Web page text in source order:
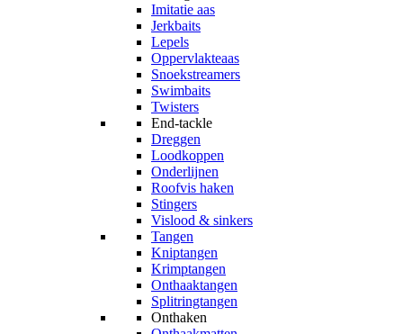
Imitatie aas
Jerkbaits
Lepels
Oppervlakteaas
Snoekstreamers
Swimbaits
Twisters
End-tackle
Dreggen
Loodkoppen
Onderlijnen
Roofvis haken
Stingers
Vislood & sinkers
Tangen
Kniptangen
Krimptangen
Onthaaktangen
Splitringtangen
Onthaken